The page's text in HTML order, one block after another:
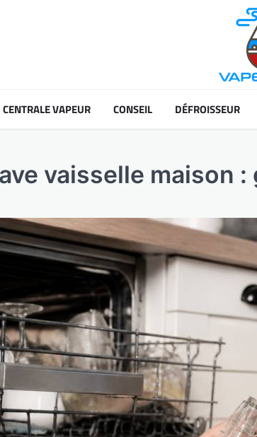
CENTRALE VAPEUR CONSEIL DÉFROISSEUR
vaisselle maison